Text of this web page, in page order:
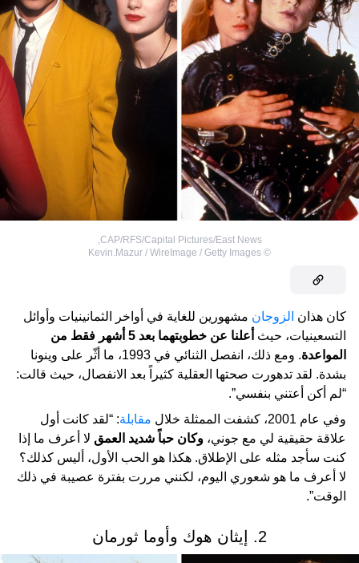
CAP/RFS/Capital Pictures/East News
©
Kevin.Mazur / WireImage / Getty Images
كان هذان الزوجان مشهورين للغاية في أواخر الثمانينيات وأوائل
التسعينيات، حيث
أعلنا عن خطوبتهما بعد 5 أشهر فقط من
المواعدة
. ومع ذلك، انفصل الثنائي في 1993، ما أثّر على وينونا
بشدة. لقد تدهورت صحتها العقلية كثيراً بعد الانفصال، حيث قالت:
“لم أكن أعتني بنفسي”.
وفي عام 2001، كشفت الممثلة خلال
مقابلة: “لقد كانت أول
علاقة حقيقية لي مع جوني، وكان حباً شديد العمق لا أعرف ما إذا
كنت سأجد مثله على الإطلاق. هكذا هو الحب الأول، أليس كذلك؟
لا أعرف ما هو شعوري اليوم، لكنني مررت بفترة عصيبة في ذلك
الوقت”.
2. إيثان هوك وأوما ثورمان